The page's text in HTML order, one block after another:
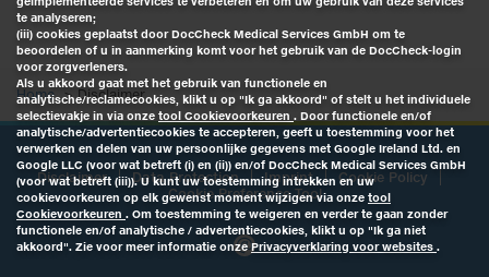
Home Disclaimer
Disclaimer Data Protection Imprint
Cookie Policy
Cookie Preference Tool
te analyseren;
(iii) cookies geplaatst door DocCheck Medical Services GmbH om te
beoordelen of u in aanmerking komt voor het gebruik van de DocCheck-login
voor zorgverleners.
Als u akkoord gaat met het gebruik van functionele en
analytische/reclamecookies, klikt u op "Ik ga akkoord" of stelt u het individuele
selectievakje in via onze tool Cookievoorkeuren . Door functionele en/of
analytische/advertentiecookies te accepteren, geeft u toestemming voor het
verwerken en delen van uw persoonlijke gegevens met Google Ireland Ltd. en
Google LLC (voor wat betreft (i) en (ii)) en/of DocCheck Medical Services GmbH
(voor wat betreft (iii)). U kunt uw toestemming intrekken en uw
cookievoorkeuren op elk gewenst moment wijzigen via onze tool
Cookievoorkeuren . Om toestemming te weigeren en verder te gaan zonder
functionele en/of analytische / advertentiecookies, klikt u op "Ik ga niet
akkoord". Zie voor meer informatie onzePrivacyverklaring voor websites .